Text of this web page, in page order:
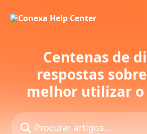
Centenas de
respostas
melhor utilizar o
Procurar artigos...